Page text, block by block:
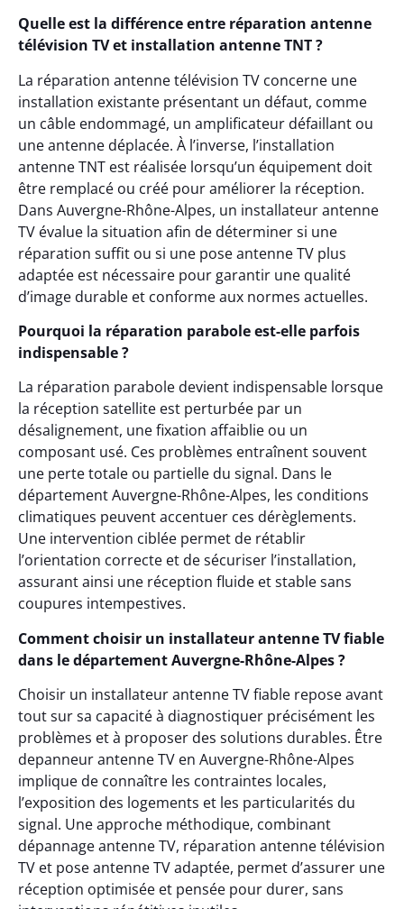
Quelle est la différence entre réparation antenne
télévision TV et installation antenne TNT ?
La réparation antenne télévision TV concerne une
installation existante présentant un défaut, comme
un câble endommagé, un amplificateur défaillant ou
une antenne déplacée. À l’inverse, l’installation
antenne TNT est réalisée lorsqu’un équipement doit
être remplacé ou créé pour améliorer la réception.
Dans Auvergne-Rhône-Alpes, un installateur antenne
TV évalue la situation afin de déterminer si une
réparation suffit ou si une pose antenne TV plus
adaptée est nécessaire pour garantir une qualité
d’image durable et conforme aux normes actuelles.
Pourquoi la réparation parabole est-elle parfois
indispensable ?
La réparation parabole devient indispensable lorsque
la réception satellite est perturbée par un
désalignement, une fixation affaiblie ou un
composant usé. Ces problèmes entraînent souvent
une perte totale ou partielle du signal. Dans le
département Auvergne-Rhône-Alpes, les conditions
climatiques peuvent accentuer ces dérèglements.
Une intervention ciblée permet de rétablir
l’orientation correcte et de sécuriser l’installation,
assurant ainsi une réception fluide et stable sans
coupures intempestives.
Comment choisir un installateur antenne TV fiable
dans le département Auvergne-Rhône-Alpes ?
Choisir un installateur antenne TV fiable repose avant
tout sur sa capacité à diagnostiquer précisément les
problèmes et à proposer des solutions durables. Être
depanneur antenne TV en Auvergne-Rhône-Alpes
implique de connaître les contraintes locales,
l’exposition des logements et les particularités du
signal. Une approche méthodique, combinant
dépannage antenne TV, réparation antenne télévision
TV et pose antenne TV adaptée, permet d’assurer une
réception optimisée et pensée pour durer, sans